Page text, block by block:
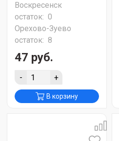
Воскресенск
остаток: 0
Орехово-Зуево
остаток: 8
47 руб.
- +
В корзину